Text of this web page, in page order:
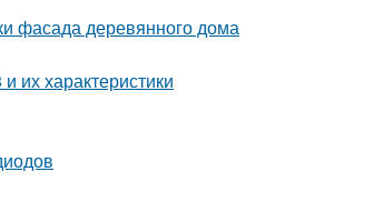
фасада деревянного дома
их характеристики